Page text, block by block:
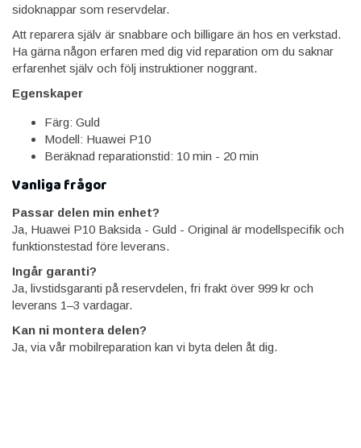
sidoknappar som reservdelar.
Att reparera själv är snabbare och billigare än hos en verkstad.
Ha gärna någon erfaren med dig vid reparation om du saknar
erfarenhet själv och följ instruktioner noggrant.
Egenskaper
Färg: Guld
Modell: Huawei P10
Beräknad reparationstid: 10 min - 20 min
Vanliga frågor
Passar delen min enhet?
Ja, Huawei P10 Baksida - Guld - Original är modellspecifik och
funktionstestad före leverans.
Ingår garanti?
Ja, livstidsgaranti på reservdelen, fri frakt över 999 kr och
leverans 1–3 vardagar.
Kan ni montera delen?
Ja, via vår mobilreparation kan vi byta delen åt dig.